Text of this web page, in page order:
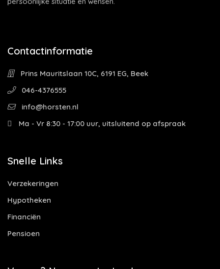
Contactinformatie
Prins Mauritslaan 10C, 6191 EG, Beek
046-4376555
info@horsten.nl
Ma - Vr 8:30 - 17:00 uur, uitsluitend op afspraak
Snelle Links
Verzekeringen
Hypotheken
Financiën
Pensioen